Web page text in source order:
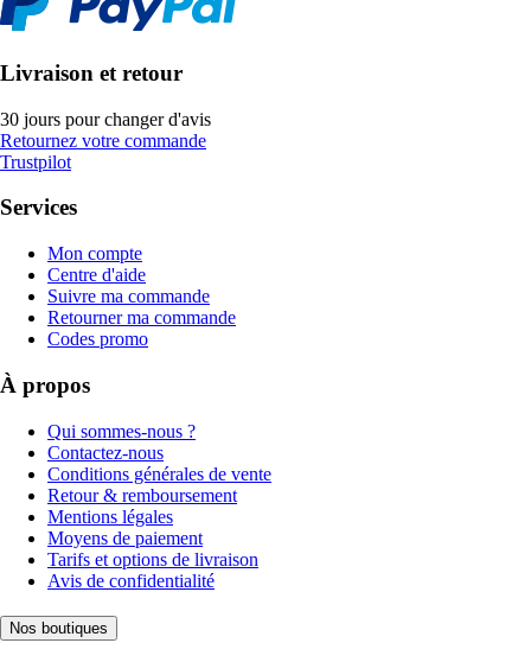
Livraison et retour
30 jours pour changer d'avis
Retournez votre commande
Trustpilot
Services
Mon compte
Centre d'aide
Suivre ma commande
Retourner ma commande
Codes promo
À propos
Qui sommes-nous ?
Contactez-nous
Conditions générales de vente
Retour & remboursement
Mentions légales
Moyens de paiement
Tarifs et options de livraison
Avis de confidentialité
Nos boutiques